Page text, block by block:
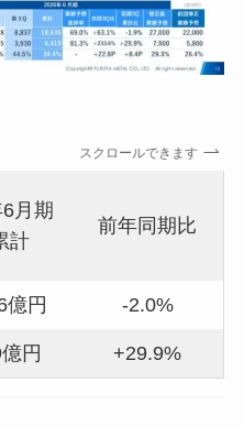
スクロールできます
月期
計
前年同期比
億円 -2.0%
円 +29.9%